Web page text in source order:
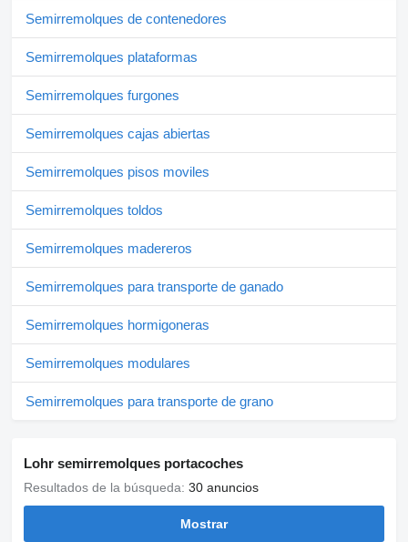
Semirremolques de contenedores
Semirremolques plataformas
Semirremolques furgones
Semirremolques cajas abiertas
Semirremolques pisos moviles
Semirremolques toldos
Semirremolques madereros
Semirremolques para transporte de ganado
Semirremolques hormigoneras
Semirremolques modulares
Semirremolques para transporte de grano
Lohr semirremolques portacoches
Resultados de la búsqueda: 30 anuncios
Mostrar